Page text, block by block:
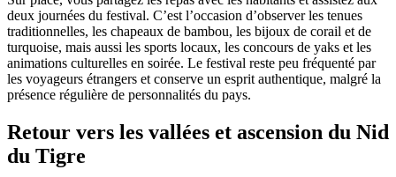
deux journées du festival. C’est l’occasion d’observer les tenues
traditionnelles, les chapeaux de bambou, les bijoux de corail et de
turquoise, mais aussi les sports locaux, les concours de yaks et les
animations culturelles en soirée. Le festival reste peu fréquenté par
les voyageurs étrangers et conserve un esprit authentique, malgré la
présence régulière de personnalités du pays.
Retour vers les vallées et ascension du Nid
du Tigre